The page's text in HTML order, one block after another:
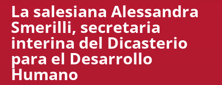
La salesiana Alessandra
Smerilli, secretaria
interina del Dicasterio
para el Desarrollo
Humano